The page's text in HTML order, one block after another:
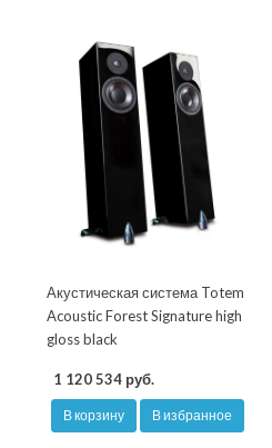
Акустическая система Totem
Acoustic Forest Signature high
gloss black
1 120 534 руб.
В корзину В избранное